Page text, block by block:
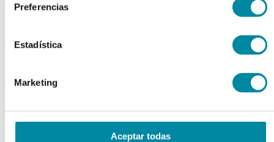
Preferencias
Estadística
Marketing
Aceptar todas
activos